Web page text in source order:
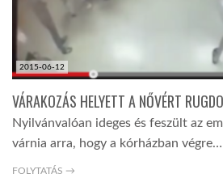
2015-06-12
VÁRAKOZÁS HELYETT A NŐVÉRT
Nyilvánvalóan ideges és feszült az
várnia arra, hogy a kórházban végre…
FOLYTATÁS →